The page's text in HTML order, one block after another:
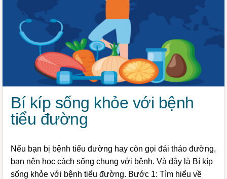
Bí kíp sống khỏe với bệnh
tiểu đường
Nếu bạn bị bệnh tiểu đường hay còn gọi đái tháo đường,
bạn nên học cách sống chung với bệnh. Và đây là Bí kíp
sống khỏe với bệnh tiểu đường. Bước 1: Tìm hiểu về